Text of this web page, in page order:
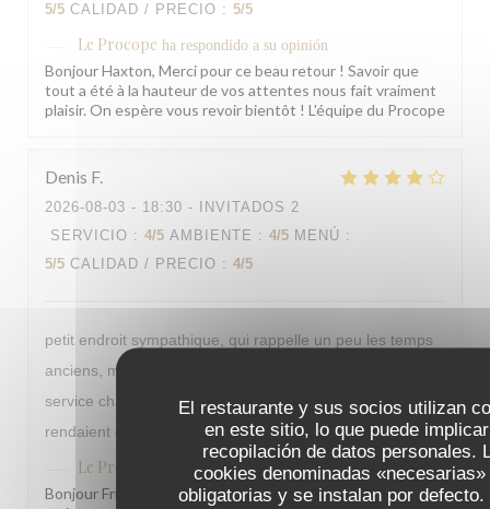
El restaurante y sus socios utilizan
en este sitio, lo que puede
recopilación de datos personales.
cookies denominadas «necesarias»
obligatorias y se instalan por defecto.
5/5 CALIDAD / PRECIO : 5/5
Le Procope ha respondido a su opinión
Bonjour Haxton, Merci pour ce beau retour ! Savoir que
tout a été à la hauteur de vos attentes nous fait vraiment
plaisir. On espère vous revoir bientôt ! L'équipe du Procope
Denis F
2026-08-03 - 18:30 - INVITADOS 2
SERVICIO : 4/5 AMBIENTE : 4/5 MENÚ :
5/5 CALIDAD / PRECIO : 4/5
petit endroit sympathique, qui rappelle un peu les temps
anciens, mais surtout de très bons plats ; accueil et
service chaleureux ; Voltaire, Diderot et Napoléon s'y
rendaient déjà, alors pourquoi pas vous ?
Le Procope ha respondido a su opinión
Bonjour Friedrich, Merci pour ce retour qui nous fait